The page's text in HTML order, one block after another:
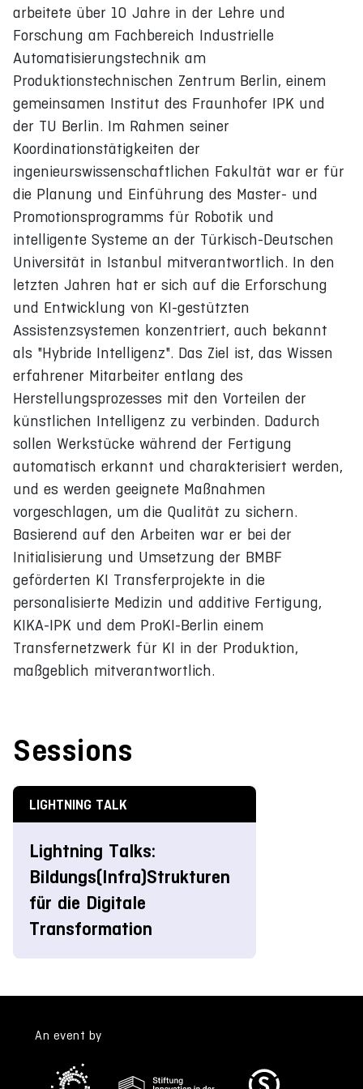
arbeitete über 10 Jahre in der Lehre und
Forschung am Fachbereich Industrielle
Automatisierungstechnik am
Produktionstechnischen Zentrum Berlin, einem
gemeinsamen Institut des Fraunhofer IPK und
der TU Berlin. Im Rahmen seiner
Koordinationstätigkeiten der
ingenieurswissenschaftlichen Fakultät war er für
die Planung und Einführung des Master- und
Promotionsprogramms für Robotik und
intelligente Systeme an der Türkisch-Deutschen
Universität in Istanbul mitverantwortlich. In den
letzten Jahren hat er sich auf die Erforschung
und Entwicklung von KI-gestützten
Assistenzsystemen konzentriert, auch bekannt
als "Hybride Intelligenz". Das Ziel ist, das Wissen
erfahrener Mitarbeiter entlang des
Herstellungsprozesses mit den Vorteilen der
künstlichen Intelligenz zu verbinden. Dadurch
sollen Werkstücke während der Fertigung
automatisch erkannt und charakterisiert werden,
und es werden geeignete Maßnahmen
vorgeschlagen, um die Qualität zu sichern.
Basierend auf den Arbeiten war er bei der
Initialisierung und Umsetzung der BMBF
geförderten KI Transferprojekte in die
personalisierte Medizin und additive Fertigung,
KIKA-IPK und dem ProKI-Berlin einem
Transfernetzwerk für KI in der Produktion,
maßgeblich mitverantwortlich.
Sessions
LIGHTNING TALK
Lightning Talks:
Bildungs(Infra)Strukturen
für die Digitale
Transformation
An event by